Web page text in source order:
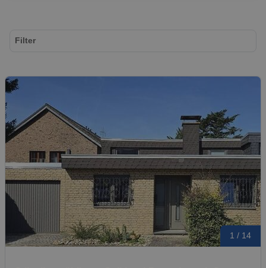
1 / 14
Filter